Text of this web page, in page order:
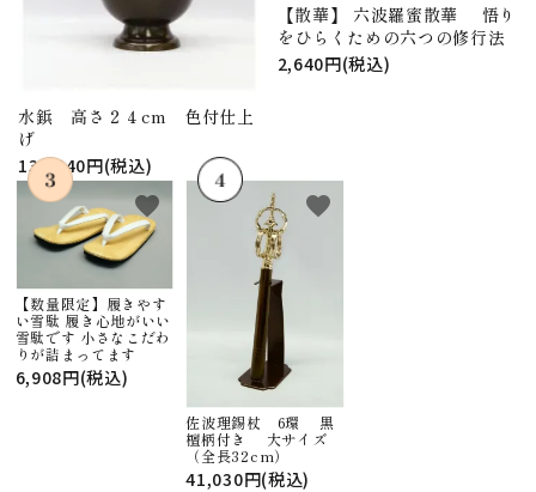
水鋲 高さ２４cm 色付仕上
げ
130,240円(税込)
【散華】 六波羅蜜散華 悟り
をひらくための六つの修行法
2,640円(税込)
【数量限定】履きやす
い雪駄 履き心地がいい
雪駄です 小さなこだわ
りが詰まってます
6,908円(税込)
favorite
佐波理錫杖 6環 黒
檀柄付き 大サイズ
（全長32cm）
41,030円(税込)
favorite